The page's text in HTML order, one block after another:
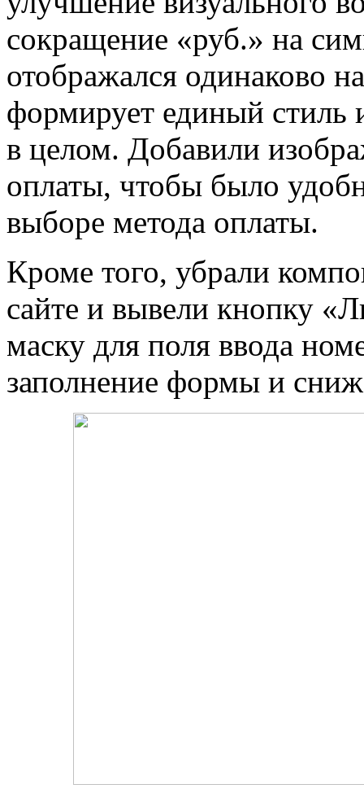
сокращение «руб.» на
отображался одинаково
формирует единый стиль
в целом. Добавили
оплаты, чтобы было
выборе метода оплаты.
Кроме того, убрали
сайте и вывели кнопку
маску для поля ввода
заполнение формы и